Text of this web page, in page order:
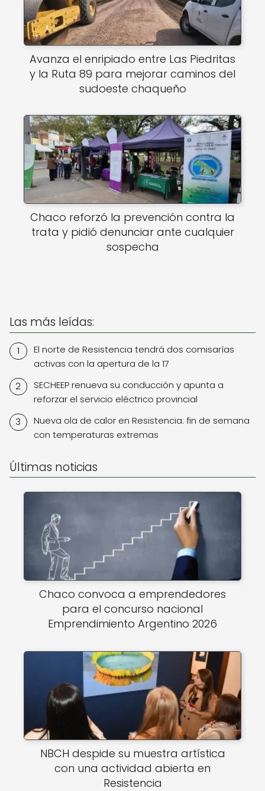
Avanza el enripiado entre Las Piedritas
y la Ruta 89 para mejorar caminos del
sudoeste chaqueño
Chaco reforzó la prevención contra la
trata y pidió denunciar ante cualquier
sospecha
Las más leídas:
El norte de Resistencia tendrá dos comisarías
activas con la apertura de la 17
SECHEEP renueva su conducción y apunta a
reforzar el servicio eléctrico provincial
Nueva ola de calor en Resistencia: fin de semana
con temperaturas extremas
Últimas noticias
Chaco convoca a emprendedores
para el concurso nacional
Emprendimiento Argentino 2026
NBCH despide su muestra artística
con una actividad abierta en
Resistencia